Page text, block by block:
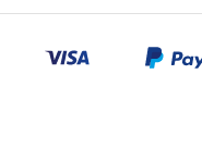
ceremonii, co